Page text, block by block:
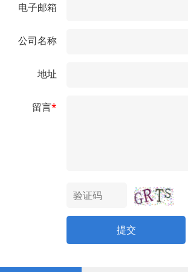
电子邮箱
公司名称
地址
留言*
提交